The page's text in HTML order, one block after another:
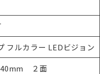
フルカラー LEDビジョン
２面